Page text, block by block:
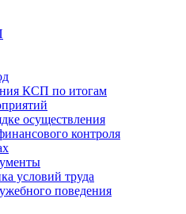
КСП по итогам
осуществления
контроля
условий труда
поведения